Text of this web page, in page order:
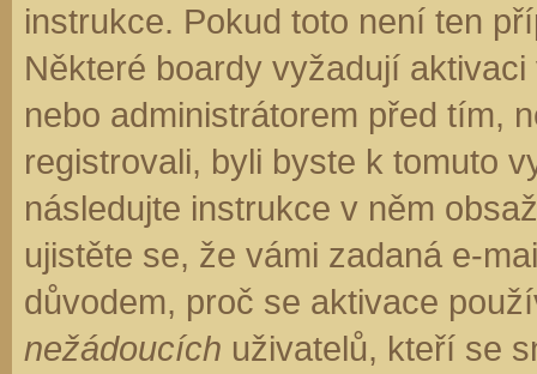
instrukce. Pokud toto není ten
Některé boardy vyžadují
nebo administrátorem před tím,
registrovali, byli byste k tomuto
následujte instrukce v něm
ujistěte se, že vámi zadaná e-
důvodem, proč se aktivace
nežádoucích uživatelů, kteří se